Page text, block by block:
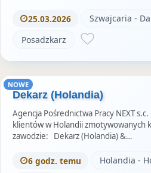
25.03.2026
Szwajcaria -
Posadzkarz
NOWE
Dekarz (Holandia)
Agencja Pośrednictwa Pracy NEXT
klientów w Holandii zmotywowanych
zawodzie: Dekarz (Holandia) &…
6 godz. temu
Holandia -